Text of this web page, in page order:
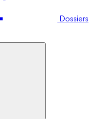
Dossiers